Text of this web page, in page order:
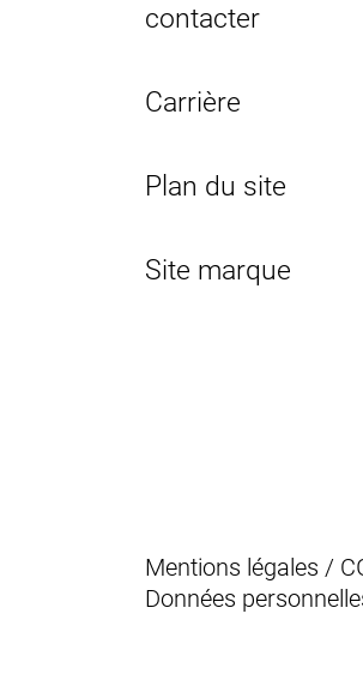
contacter
Carrière
Plan du site
Site marque
Mentions légales /
Données